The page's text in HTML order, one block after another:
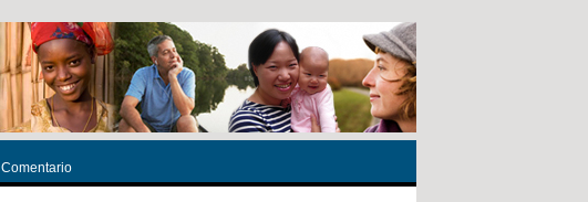
Comentario